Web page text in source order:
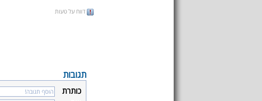
דווח על טעות
תגובות
כותרת